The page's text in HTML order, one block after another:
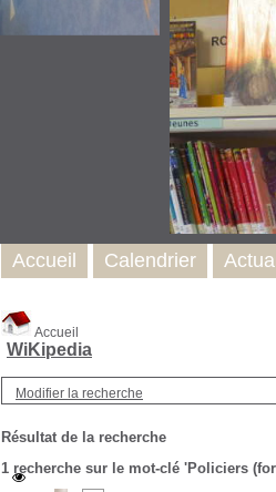
Accueil
WiKipedia
Modifier la recherche
Résultat de la recherche
1 recherche sur le mot-clé 'Policiers
Accueil Calendrier